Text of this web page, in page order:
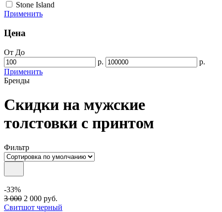
Stone Island
Применить
Цена
От До
р.
р.
Применить
Бренды
Скидки на мужские
толстовки с принтом
Фильтр
-33%
3 000 2 000 руб.
Свитшот черный